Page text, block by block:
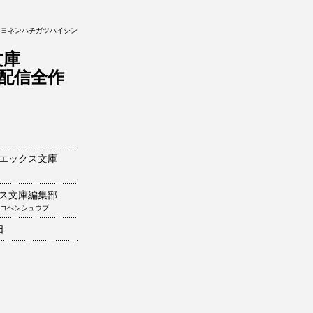
ネンハチガツハイシン
信全作
ックス文庫
文庫編集部
ヘンシュウブ